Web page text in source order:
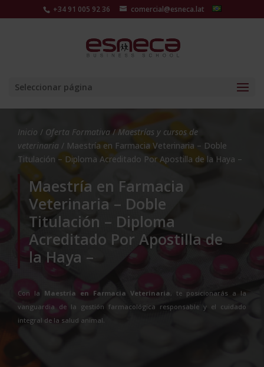
+34 91 005 92 36 comercial@esneca.lat
Seleccionar página
Inicio / Oferta Formativa / Maestrías y cursos de
veterinaria / Maestría en Farmacia Veterinaria – Doble
Titulación – Diploma Acreditado Por Apostilla de la Haya –
Maestría en Farmacia
Veterinaria – Doble
Titulación – Diploma
Acreditado Por Apostilla de
la Haya –
Con la Maestría en Farmacia Veterinaria, te posicionarás a la
vanguardia de la gestión farmacológica responsable y el cuidado
integral de la salud animal.